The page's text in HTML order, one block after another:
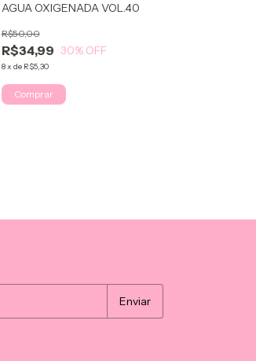
AGUA OXIGENADA VOL.40
R$34,99
R$50,00
30% OFF
8x de R$5,30